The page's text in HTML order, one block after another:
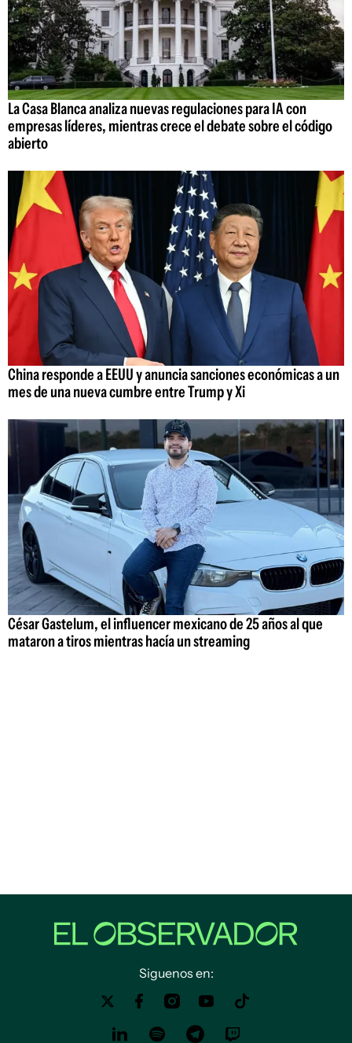
La Casa Blanca analiza nuevas regulaciones para IA con
empresas líderes, mientras crece el debate sobre el código
abierto
China responde a EEUU y anuncia sanciones económicas a un
mes de una nueva cumbre entre Trump y Xi
César Gastelum, el influencer mexicano de 25 años al que
mataron a tiros mientras hacía un streaming
Siguenos en: